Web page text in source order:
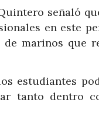
señaló
en este
marinos que
estudiantes
tanto dentro